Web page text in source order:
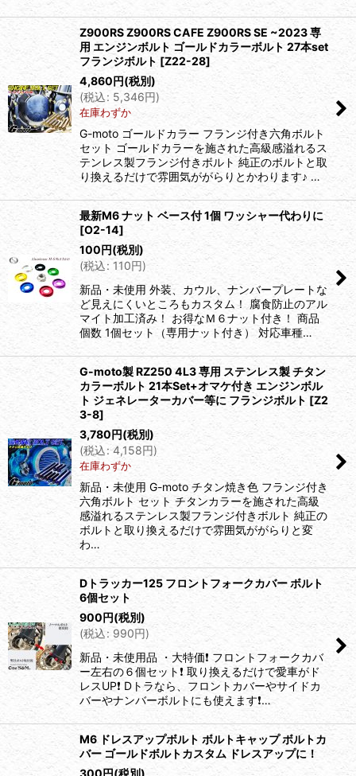
Z900RS Z900RS CAFE Z900RS SE ~2023 専
用 エンジンボルト ゴールドカラーボルト 27本set
フランジボルト [Z22-28]
4,860円(税別)
(税込: 5,346円)
在庫わずか
G-moto ゴールドカラー フランジ付き六角ボルト
セット ゴールドカラーを施された高級感溢れるス
テンレス製フランジ付きボルト 純正のボルトと取
り換えるだけで雰囲気ががらりとかわります♪ …
最新M6 ナット ベース付 1個 ワッシャー代わりに
[O2-14]
100円(税別)
(税込: 110円)
新品・未使用 外装、カウル、ナンバープレートな
ど見えにくいところもカスタム！ 腐食防止のアル
マイト加工済み！ お得なＭ６ナット付き！ 商品
個数 1個セット（専用ナット付き） 対応車種…
G-moto製 RZ250 4L3 専用 ステンレス製 チタン
カラーボルト 21本Set+オマケ付き エンジンボル
ト ジェネレーターカバー等に フランジボルト [Z2
3-8]
3,780円(税別)
(税込: 4,158円)
在庫わずか
新品・未使用 G-moto チタン焼き色 フランジ付き
六角ボルト セット チタンカラーを施された高級
感溢れるステンレス製フランジ付きボルト 純正の
ボルトと取り換えるだけで雰囲気ががらりと変
わ…
Dトラッカー125 フロントフォークカバー ボルト
6個セット
900円(税別)
(税込: 990円)
新品・未使用品 ・大特価❗️ フロントフォークカバ
ー左右の６個セット❗️ 取り換えるだけで愛車がド
レスUP❗️ Dトラなら、フロントカバーやサイドカ
バーやナンバーボルトにも使えます❗…
M6 ドレスアップボルト ボルトキャップ ボルトカ
バー ゴールドボルトカスタム ドレスアップに！
300円(税別)